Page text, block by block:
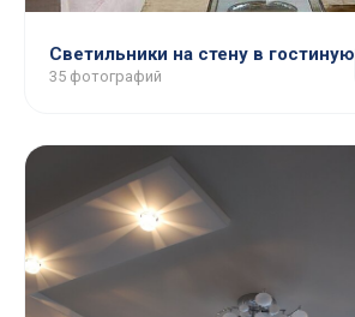
Светильники на стену в гостиную
35 фотографий